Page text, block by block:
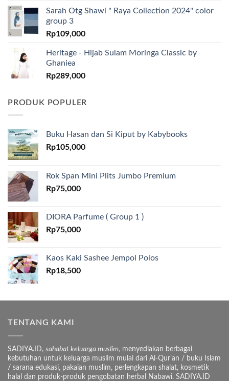
Sarah Otg Shawl " Raya Collection 2024" color
group 3
Rp109,000
Heritage - Hijab Sulam Moringa Classic by
Ghaniea
Rp289,000
PRODUK POPULER
Buku Hasan dan Si Kiput by Kabybooks
Rp105,000
Rok Span Mini Plits Jumbo Premium
Rp75,000
DIORA Parfume ( Group 1 )
Rp75,000
Kaos Kaki Sashee Jempol Polos
Rp18,500
TENTANG KAMI
SADIYA.ID, sahabat keluarga muslim, menyediakan berbagai
kebutuhan untuk keluarga muslim mulai dari Al-Qur’an / buku Islam
/ sarana edukasi, pakaian muslim, perlengkapan shalat, kosmetik
halal dan produk-produk pengobatan herbal Nabawi. SADIYA.ID